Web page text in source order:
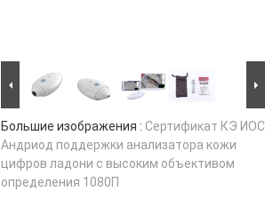
Большие изображения : Сертификат КЭ ИОС
Андриод поддержки анализатора кожи
цифров ладони с высоким объективом
определения 1080П